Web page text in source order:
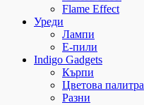
Flame Effect
Уреди
Лампи
E-пили
Indigo Gadgets
Кърпи
Цветова палитра
Разни